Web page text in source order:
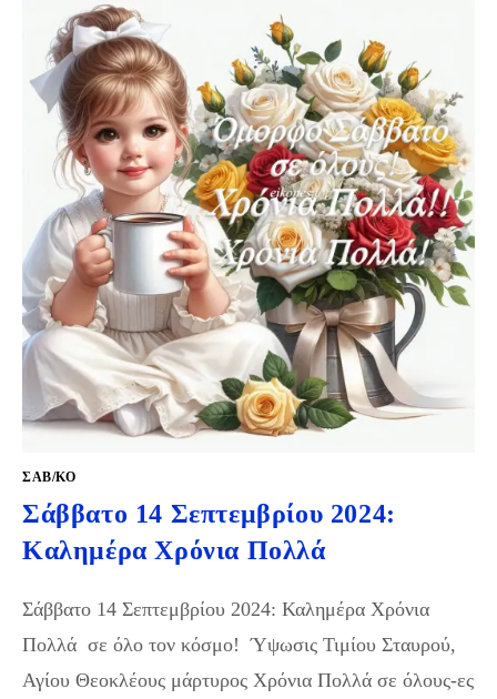
ΣΑΒ/ΚΟ
Σάββατο 14 Σεπτεμβρίου 2024:
Καλημέρα Χρόνια Πολλά
Σάββατο 14 Σεπτεμβρίου 2024: Καλημέρα Χρόνια
Πολλά σε όλο τον κόσμο! Ύψωσις Τιμίου Σταυρού,
Αγίου Θεοκλέους μάρτυρος Χρόνια Πολλά σε όλους-ες